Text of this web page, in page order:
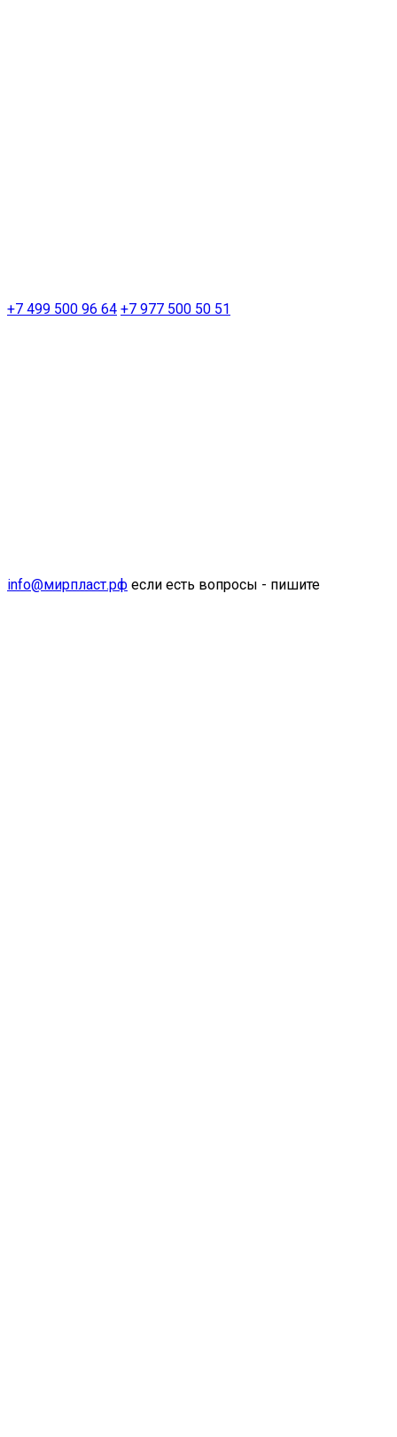
+7 499 500 96 64 +7 977 500 50 51
info@мирпласт.рф если есть вопросы - пишите